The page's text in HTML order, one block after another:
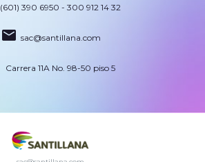
(601) 390 6950 - 300 912 14 32
sac@santillana.com
Carrera 11A No. 98-50 piso 5